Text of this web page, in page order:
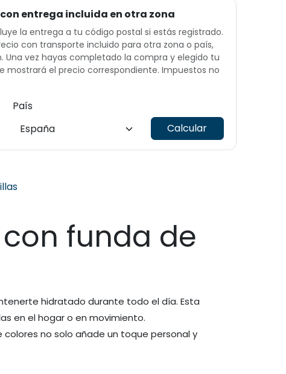
entrega incluida en otra zona
la entrega a tu código postal si estás registrado.
con transporte incluido para otra zona o país,
Una vez hayas completado la compra y elegido tu
mostrará el precio correspondiente. Impuestos no
País
Calcular
funda de
hidratado durante todo el día. Esta
en el hogar o en movimiento.
no solo añade un toque personal y